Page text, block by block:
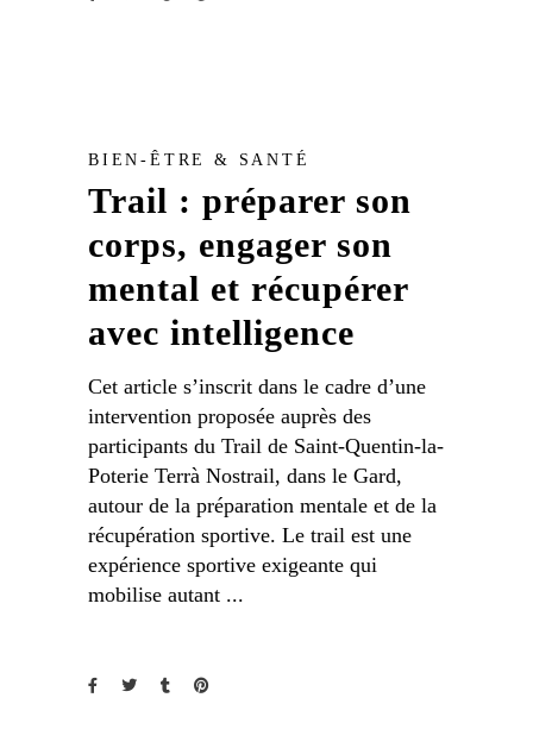
BIEN-ÊTRE & SANTÉ
Trail : préparer son
corps, engager son
mental et récupérer
avec intelligence
Cet article s’inscrit dans le cadre d’une
intervention proposée auprès des
participants du Trail de Saint-Quentin-la-
Poterie Terrà Nostrail, dans le Gard,
autour de la préparation mentale et de la
récupération sportive. Le trail est une
expérience sportive exigeante qui
mobilise autant